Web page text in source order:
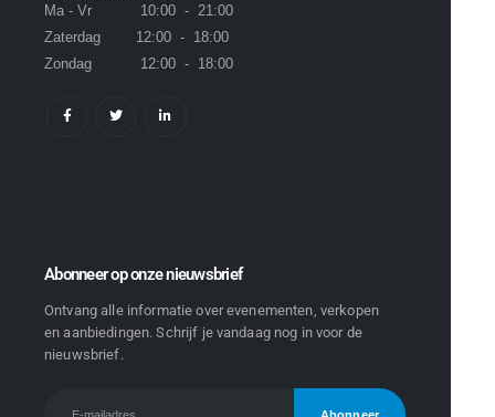
Ma - Vr 10:00 - 21:00
Zaterdag 12:00 - 18:00
Zondag 12:00 - 18:00
Abonneer op onze nieuwsbrief
Ontvang alle informatie over evenementen, verkopen
en aanbiedingen. Schrijf je vandaag nog in voor de
nieuwsbrief.